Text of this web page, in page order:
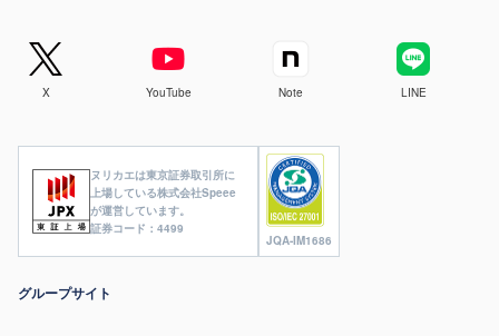
ヌリカエは東京証券取引所に
上場している株式会社Speee
が運営しています。
証券コード：4499
JQA-IM1686
X YouTube Note LINE
グループサイト